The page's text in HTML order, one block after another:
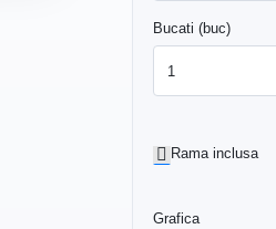
Bucati (buc)
Rama inclusa
Grafica